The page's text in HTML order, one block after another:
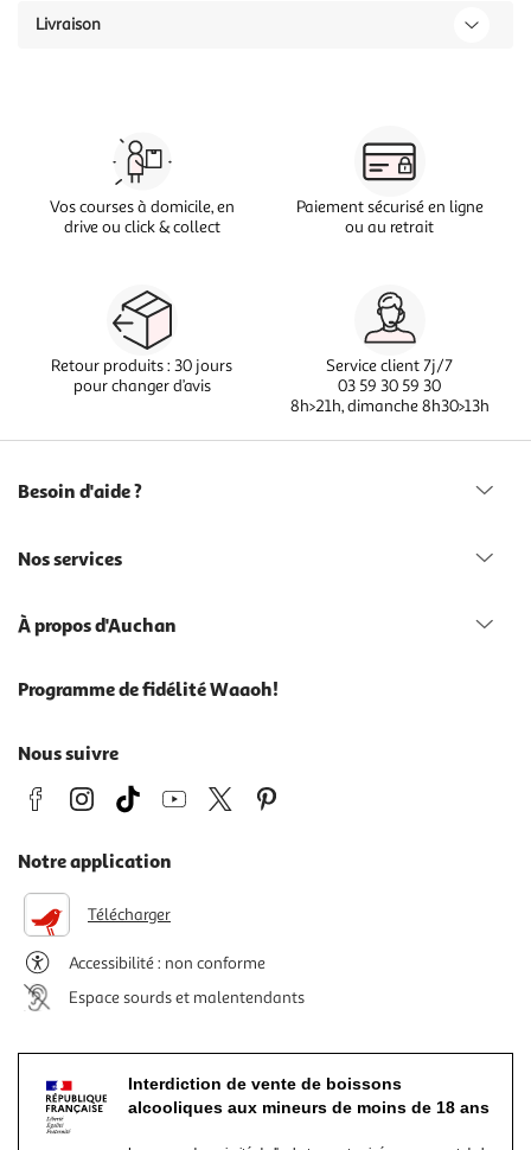
Livraison
Vos courses à domicile, en
drive ou click & collect
Paiement sécurisé en ligne
ou au retrait
Retour produits : 30 jours
pour changer d’avis
Service client 7j/7
03 59 30 59 30
8h>21h, dimanche 8h30>13h
Besoin d'aide ?
Nos services
À propos d'Auchan
Programme de fidélité Waaoh!
Nous suivre
Notre application
Télécharger
Accessibilité : non conforme
Espace sourds et malentendants
Interdiction de vente de boissons
alcooliques aux mineurs de moins de 18 ans